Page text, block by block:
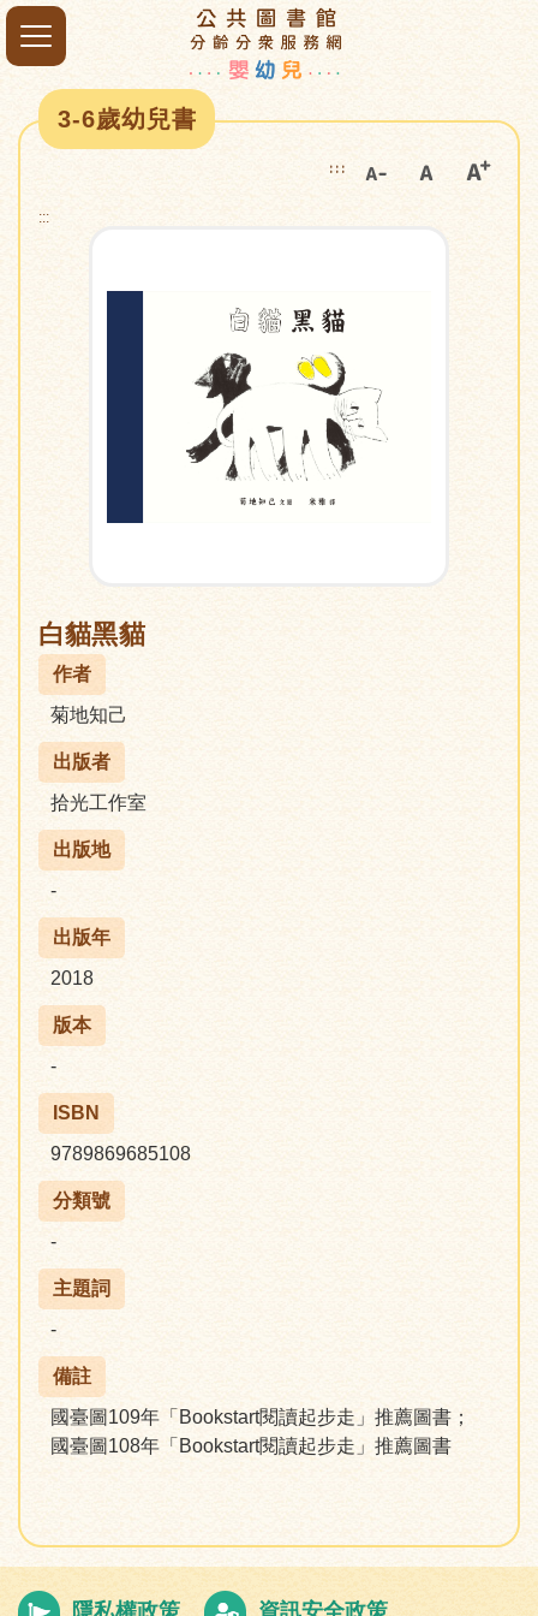
3-6歲幼兒書
:::
:::
白貓黑貓
作者
菊地知己
出版者
拾光工作室
出版地
-
出版年
2018
版本
-
ISBN
9789869685108
分類號
-
主題詞
-
備註
國臺圖109年「Bookstart閱讀起步走」推薦圖書；
國臺圖108年「Bookstart閱讀起步走」推薦圖書
隱私權政策 資訊安全政策